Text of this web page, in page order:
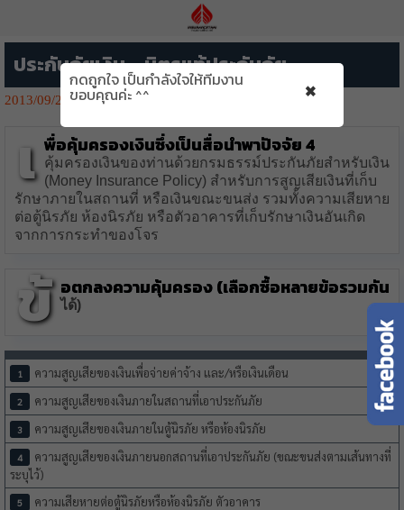
ประกันภัยเงิน – มิตรแท้ประกันภัย
2013/09/291346👁️‍🗨️
เ พื่อคุ้มครองเงินซึ่งเป็นสื่อนำพาปัจจัย 4
คุ้มครองเงินของท่านด้วยกรมธรรม์ประกันภัยสำหรับเงิน
(Money Insurance Policy) สำหรับการสูญเสียเงินที่เก็บ
รักษาภายในสถานที่ หรือเงินขณะขนส่ง รวมทั้งความเสียหาย
ต่อตู้นิรภัย ห้องนิรภัย หรือตัวอาคารที่เก็บรักษาเงินอันเกิด
จากการกระทำของโจร
ข้ อตกลงความคุ้มครอง (เลือกซื้อหลายข้อรวมกัน
ได้)
ความสูญเสียของเงินเพื่อจ่ายค่าจ้าง และ/หรือเงินเดือน
ความสูญเสียของเงินภายในสถานที่เอาประกันภัย
ความสูญเสียของเงินภายในตู้นิรภัย หรือห้องนิรภัย
ความสูญเสียของเงินภายนอกสถานที่เอาประกันภัย (ขณะขนส่งตามเส้นทางที่
ระบุไว้)
ความเสียหายต่อตู้นิรภัยหรือห้องนิรภัย ตัวอาคาร
กดถูกใจ เป็นกำลังใจให้ทีมงาน
ขอบคุณค่ะ ^^ ×